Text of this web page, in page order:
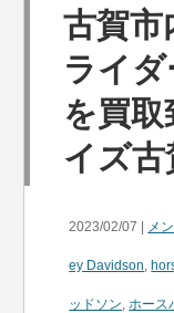
古賀市
ライ
を買
イズ古
2023/02/07 | メ
ey Davidson,
ッドソン,ホース